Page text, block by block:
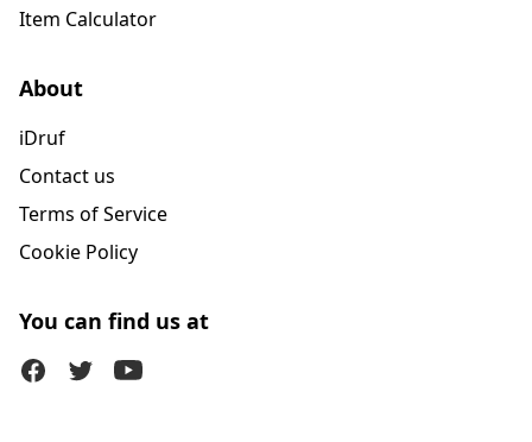
Item Calculator
About
iDruf
Contact us
Terms of Service
Cookie Policy
You can find us at
FacebookTwitter (X)Youtube